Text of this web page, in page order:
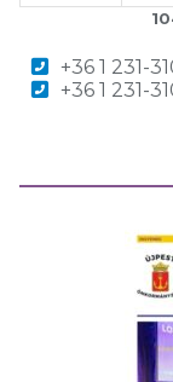
+36 1 231-
+36 1 231-